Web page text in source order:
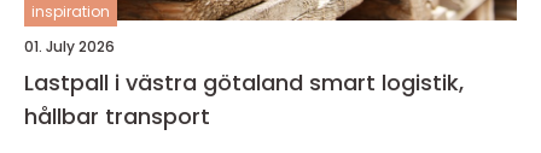
inspiration
01. July 2026
Lastpall i västra götaland smart logistik,
hållbar transport